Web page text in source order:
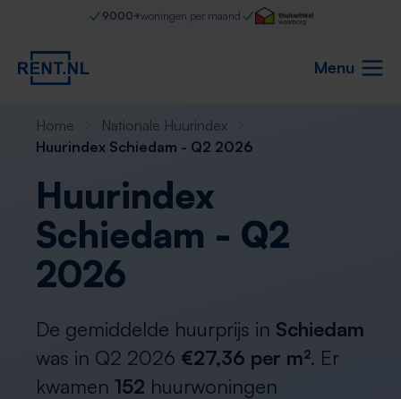
9000+woningen per maand
Menu
Home
Nationale Huurindex
Huurindex Schiedam - Q2 2026
Huurindex
Schiedam - Q2
2026
De gemiddelde huurprijs in Schiedam
was in Q2 2026 €27,36 per m². Er
kwamen 152 huurwoningen